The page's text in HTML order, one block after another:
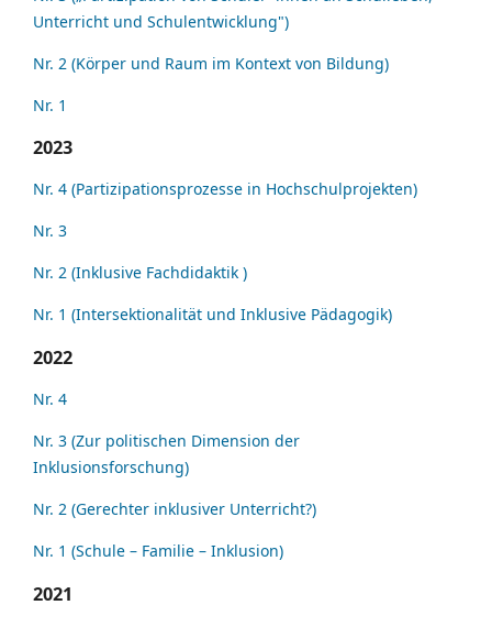
Unterricht und Schulentwicklung")
Nr. 2 (Körper und Raum im Kontext von Bildung)
Nr. 1
2023
Nr. 4 (Partizipationsprozesse in Hochschulprojekten)
Nr. 3
Nr. 2 (Inklusive Fachdidaktik )
Nr. 1 (Intersektionalität und Inklusive Pädagogik)
2022
Nr. 4
Nr. 3 (Zur politischen Dimension der
Inklusionsforschung)
Nr. 2 (Gerechter inklusiver Unterricht?)
Nr. 1 (Schule – Familie – Inklusion)
2021